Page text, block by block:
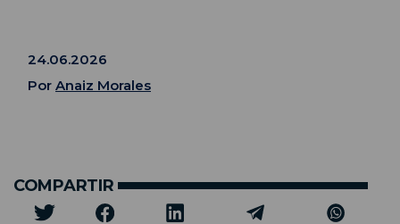
24.06.2026
Por Anaiz Morales
COMPARTIR